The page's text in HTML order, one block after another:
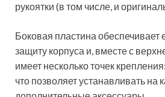
рукоятки (в том числе, и
Боковая пластина
защиту корпуса и, вместе с
имеет несколько точек
что позволяет устанавливать на